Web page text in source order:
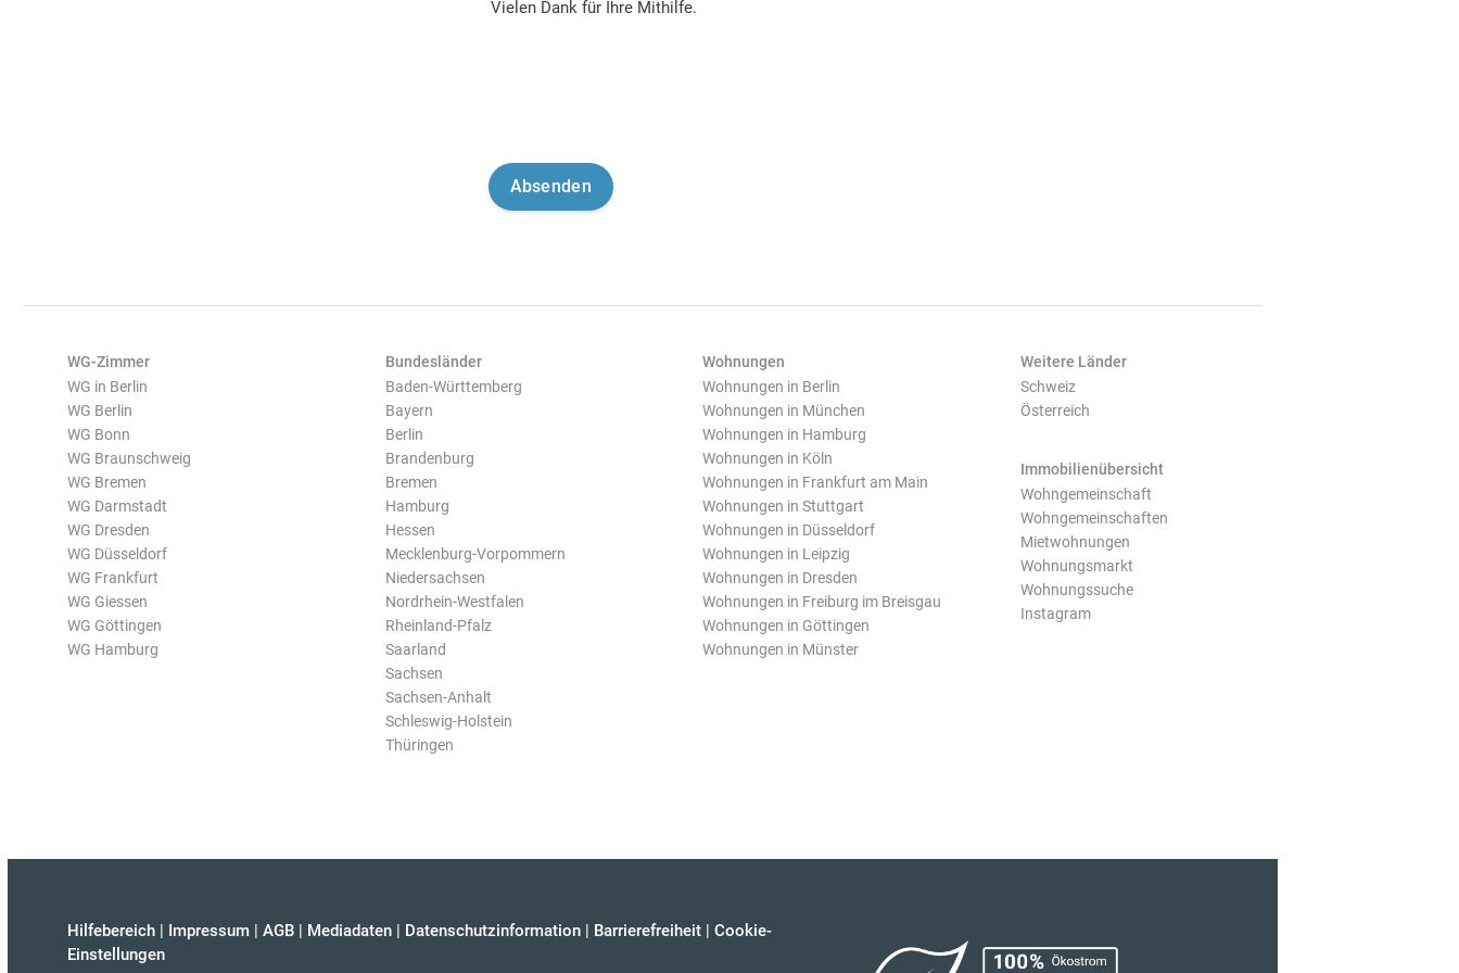
Vielen Dank für Ihre Mithilfe.
WG-Zimmer
WG in Berlin
WG Berlin
WG Bonn
WG Braunschweig
WG Bremen
WG Darmstadt
WG Dresden
WG Düsseldorf
WG Frankfurt
WG Giessen
WG Göttingen
WG Hamburg
Bundesländer
Baden-Württemberg
Bayern
Berlin
Brandenburg
Bremen
Hamburg
Hessen
Mecklenburg-Vorpommern
Niedersachsen
Nordrhein-Westfalen
Rheinland-Pfalz
Saarland
Sachsen
Sachsen-Anhalt
Schleswig-Holstein
Thüringen
Wohnungen
Wohnungen in Berlin
Wohnungen in München
Wohnungen in Hamburg
Wohnungen in Köln
Wohnungen in Frankfurt am Main
Wohnungen in Stuttgart
Wohnungen in Düsseldorf
Wohnungen in Leipzig
Wohnungen in Dresden
Wohnungen in Freiburg im Breisgau
Wohnungen in Göttingen
Wohnungen in Münster
Weitere Länder
Schweiz
Österreich
Immobilienübersicht
Wohngemeinschaft
Wohngemeinschaften
Mietwohnungen
Wohnungsmarkt
Wohnungssuche
Instagram
Hilfebereich | Impressum | AGB | Mediadaten | Datenschutzinformation | Barrierefreiheit | Cookie-
Einstellungen